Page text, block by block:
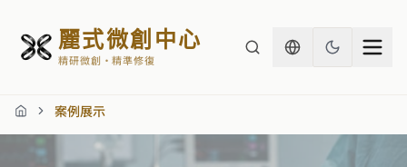
麗式微創中心
精研微創・精準修復
首頁 案例展示